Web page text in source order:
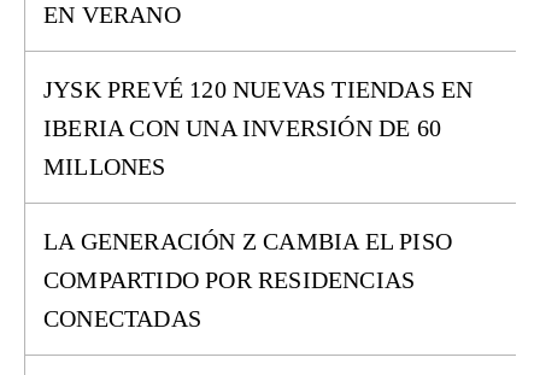
EN VERANO
JYSK PREVÉ 120 NUEVAS TIENDAS EN
IBERIA CON UNA INVERSIÓN DE 60
MILLONES
LA GENERACIÓN Z CAMBIA EL PISO
COMPARTIDO POR RESIDENCIAS
CONECTADAS